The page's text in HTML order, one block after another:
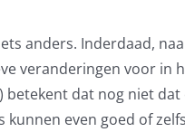
anders. Inderdaad,
veranderingen voor in
dat nog niet
kunnen even goed ofzelfs